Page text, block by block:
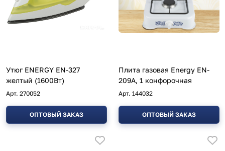
Утюг ENERGY EN-327
желтый (1600Вт)
Арт. 270052
ОПТОВЫЙ ЗАКАЗ
Плита газовая Energy EN-
209A, 1 конфорочная
Арт. 144032
ОПТОВЫЙ ЗАКАЗ